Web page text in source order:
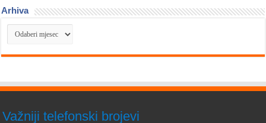
Arhiva
Arhiva
Važniji telefonski brojevi